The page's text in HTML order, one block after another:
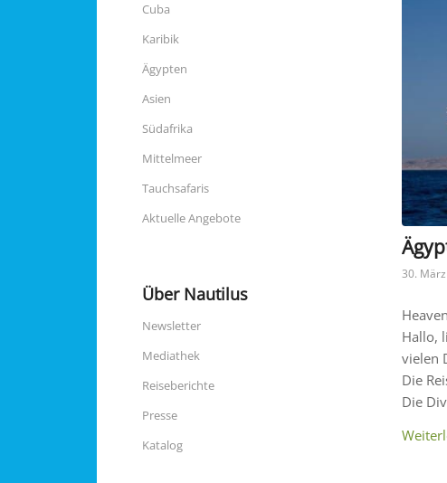
30.
Hallo,
vielen
Die
Die
Cuba
Karibik
Ägypten
Asien
Südafrika
Mittelmeer
Tauchsafaris
Aktuelle Angebote
Über Nautilus
Newsletter
Mediathek
Reiseberichte
Presse
Katalog